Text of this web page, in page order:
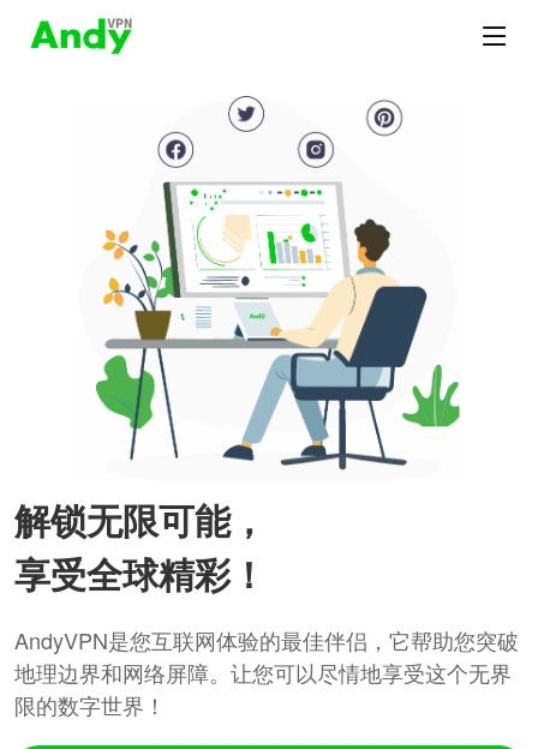
解锁无限可能，
享受全球精彩！
AndyVPN是您互联网体验的最佳伴侣，它帮助您突破
地理边界和网络屏障。让您可以尽情地享受这个无界
限的数字世界！